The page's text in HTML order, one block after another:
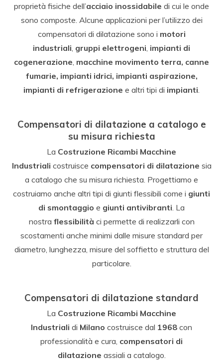
proprietà fisiche dell’acciaio inossidabile di cui le onde
sono composte. Alcune applicazioni per l’utilizzo dei
compensatori di dilatazione sono i motori
industriali gruppi elettrogeni impianti di
cogenerazione macchine movimento terra, canne
fumarie, impianti idrici, impianti aspirazione,
impianti di refrigerazione e altri tipi di impianti
Compensatori di dilatazione a catalogo e
su misura richiesta
La Costruzione Ricambi Macchine
Industriali costruisce compensatori di dilatazione sia
a catalogo che su misura richiesta. Progettiamo e
costruiamo anche altri tipi di giunti flessibili come i giunti
di smontaggio e giunti antivibranti . La
nostra flessibilità ci permette di realizzarli con
scostamenti anche minimi dalle misure standard per
diametro, lunghezza, misure del soffietto e struttura del
particolare.
Compensatori di dilatazione standard
La Costruzione Ricambi Macchine
Industriali di Milano costruisce dal 1968 con
professionalità e cura, compensatori di
dilatazione assiali a catalogo.